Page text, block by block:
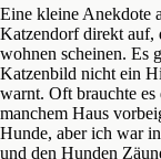
Eine kleine Anekdote
Katzendorf direkt auf,
wohnen scheinen. Es
Katzenbild nicht ein
warnt. Oft brauchte
manchem Haus
Hunde, aber ich war
und den Hunden